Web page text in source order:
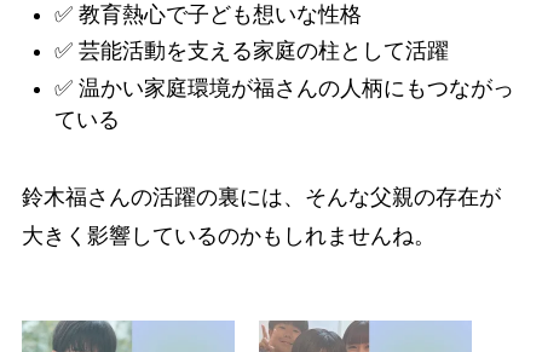
✅ 教育熱心で子ども想いな性格
✅ 芸能活動を支える家庭の柱として活躍
✅ 温かい家庭環境が福さんの人柄にもつながっ
ている
鈴木福さんの活躍の裏には、そんな父親の存在が
大きく影響しているのかもしれませんね。